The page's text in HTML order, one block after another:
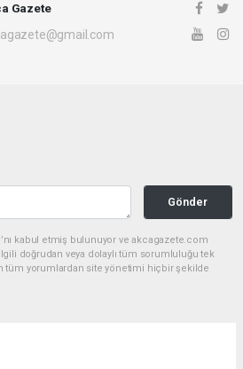
Gazete
Gönder
kabul etmiş bulunuyor ve akcagazete.com
doğrudan veya dolaylı tüm sorumluluğu tek
tüm yorumlardan site yönetimi hiçbir şekilde